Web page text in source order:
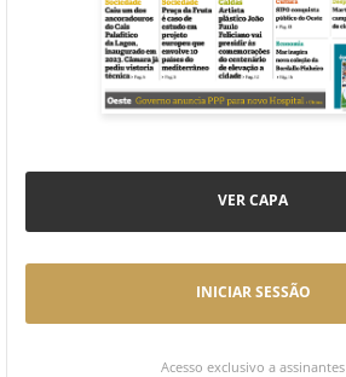
VER CAPA
INICIAR SESSÃO
Acesso exclusivo a assinantes